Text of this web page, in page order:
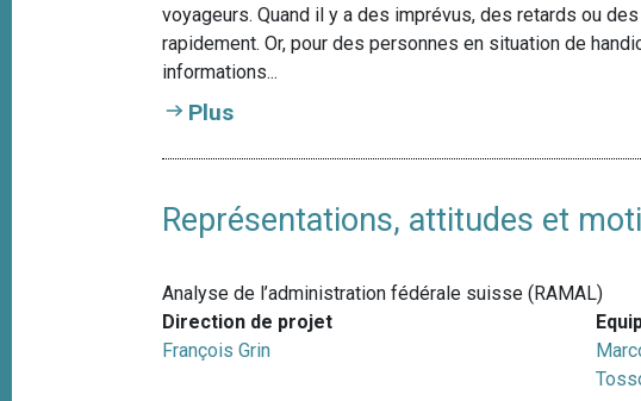
voyageurs. Quand il y a des imprévus, des retards ou
rapidement. Or, pour des personnes en situation de
informations...
Plus
Représentations, attitudes et
Analyse de l’administration fédérale suisse (RAMAL)
Direction de projet
François Grin